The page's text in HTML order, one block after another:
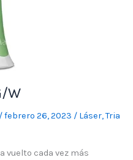
W
/febrero 26, 2023 / Láser,Tria
vuelto cada vez más